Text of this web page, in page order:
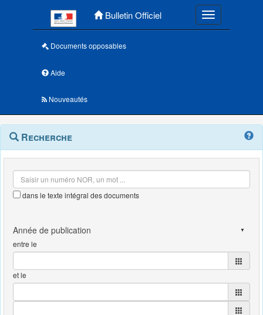
Bulletin Officiel Toggle
Documents opposables
Aide
Nouveautés
Navigation
outils
Menu
contextuel
Recherche
dans le texte intégral des documents
entre le
et le